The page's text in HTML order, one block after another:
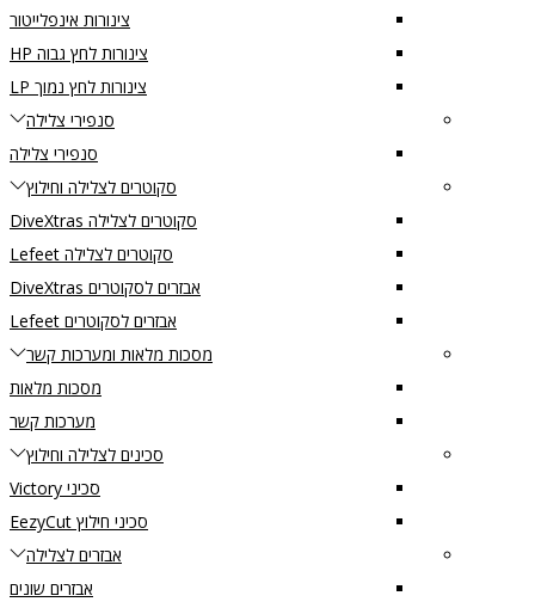
צינורות אינפלייטור
צינורות לחץ גבוה HP
צינורות לחץ נמוך LP
סנפירי צלילה
סנפירי צלילה
סקוטרים לצלילה וחילוץ
סקוטרים לצלילה DiveXtras
סקוטרים לצלילה Lefeet
אבזרים לסקוטרים DiveXtras
אבזרים לסקוטרים Lefeet
מסכות מלאות ומערכות קשר
מסכות מלאות
מערכות קשר
סכינים לצלילה וחילוץ
סכיני Victory
סכיני חילוץ EezyCut
אבזרים לצלילה
אבזרים שונים